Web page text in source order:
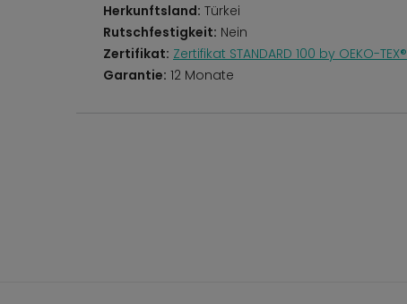
Herkunftsland: Türkei
Rutschfestigkeit: Nein
Zertifikat: Zertifikat STANDARD 100 by OEKO-TEX®
Garantie: 12 Monate